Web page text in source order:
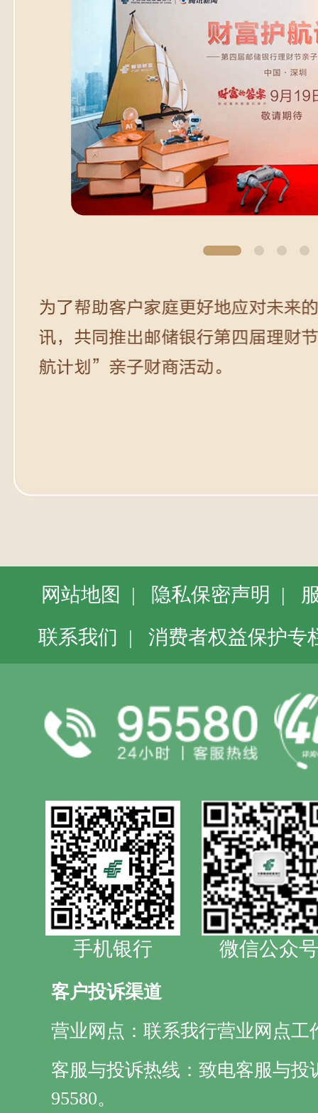
网站地图 | 隐私保密声明 |
联系我们
| 消费者权益保护专
手机银行 微信公众号
客户投诉渠道
营业网点：联系我行营业网点工
客服与投诉热线：致电客服与投
95580。